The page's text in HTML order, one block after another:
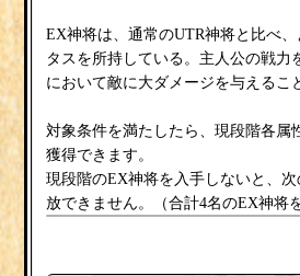
EX神将は、通常のUTR神将と比べ
タスを所持している。主人公の戦力
において敵に大ダメージを与えるこ
対象条件を満たしたら、現段階各属
獲得できます。
現段階のEX神将を入手しないと、
放できません。（合計4名のEX神将